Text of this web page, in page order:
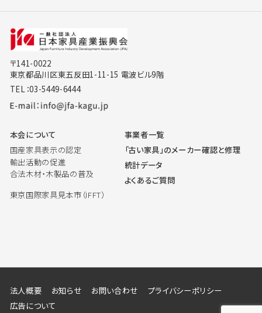
〒141-0022
東京都品川区東五反田1-11-15 電波ビル9階
TEL：03-5449-6444
本会について
国産家具表示の認定
輸出活動の促進
合法木材・木製品の普及
東京国際家具見本市（IFFT）
事業者一覧
「古い家具」のメーカー確認と修理
統計データ
よくあるご質問
法人概要 お知らせ お問い合わせ
プライバシーポリシー
広告について